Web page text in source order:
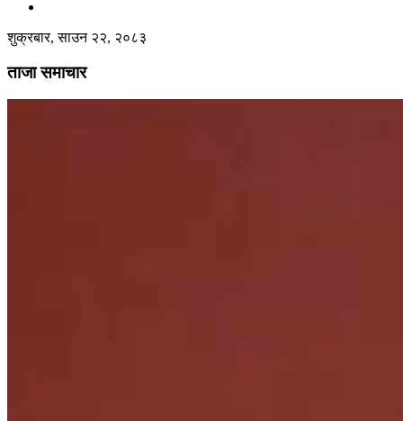
शुक्रबार, साउन २२, २०८३
ताजा समाचार